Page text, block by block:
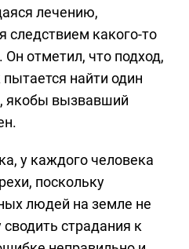
лечению,
следствием какого‑то
Он отметил, что подход,
найти один
якобы вызвавший
у каждого человека
поскольку
людей на земле не
страдания к